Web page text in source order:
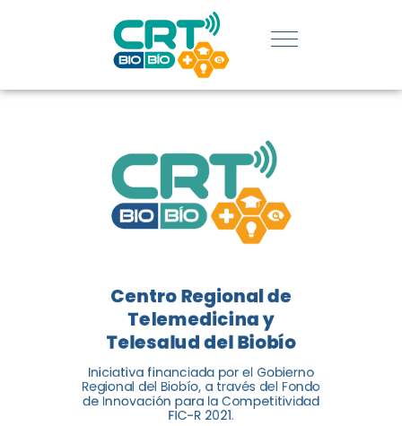
REGIÓN:
CONOCE
LOGROS
DE CRT
BIOBÍO
El Centro Regional de
Telemedicina y Telesalud del
Biobío presenta el balance de
tres años acercando la salud
digital a los habitantes...
Centro Regional de
Telemedicina y
Telesalud del Biobío
Iniciativa financiada por el Gobierno
Regional del Biobío, a través del Fondo
de Innovación para la Competitividad
FIC-R 2021.